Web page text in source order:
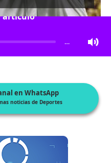
artículo
…
en WhatsApp
noticias de Deportes